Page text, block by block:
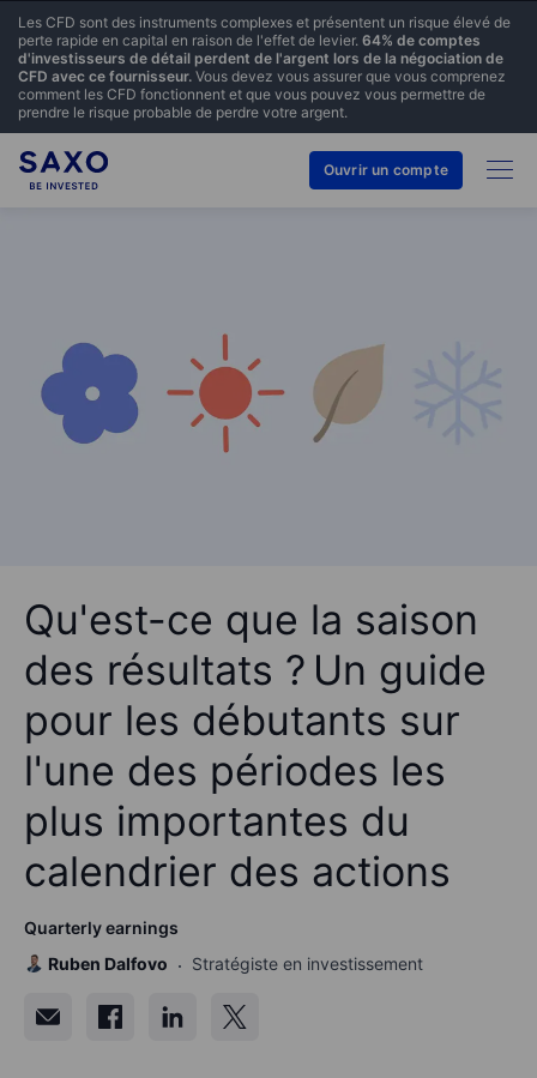
Les CFD sont des instruments complexes et présentent un risque élevé de
perte rapide en capital en raison de l'effet de levier. 64% de comptes
d'investisseurs de détail perdent de l'argent lors de la négociation de
CFD avec ce fournisseur. Vous devez vous assurer que vous comprenez
comment les CFD fonctionnent et que vous pouvez vous permettre de
prendre le risque probable de perdre votre argent.
Ouvrir un compte
Qu'est-ce que la saison
des résultats ? Un guide
pour les débutants sur
l'une des périodes les
plus importantes du
calendrier des actions
Quarterly earnings
Ruben Dalfovo
Stratégiste en investissement